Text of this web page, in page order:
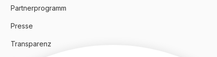
Partnerprogramm
Presse
Transparenz